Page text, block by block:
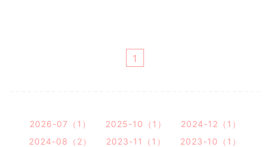
1
2026-07（1） 2025-10（1）
2024-12（1）
2024-08（2）
2023-11（1）
2023-10（1）